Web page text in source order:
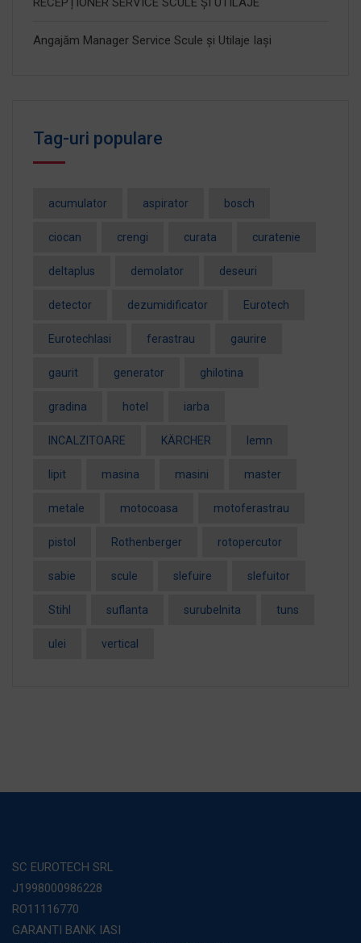
Angajăm Manager Service Scule și Utilaje Iași
Tag-uri populare
acumulator aspirator bosch
ciocan crengi curata curatenie
deltaplus demolator deseuri
detector dezumidificator Eurotech
EurotechIasi ferastrau gaurire
gaurit generator ghilotina
gradina hotel iarba
INCALZITOARE KÄRCHER lemn
lipit masina masini master
metale motocoasa motoferastrau
pistol Rothenberger rotopercutor
sabie scule slefuire slefuitor
Stihl suflanta surubelnita tuns
ulei vertical
SC EUROTECH SRL
J1998000986228
RO11116770
GARANTI BANK IASI